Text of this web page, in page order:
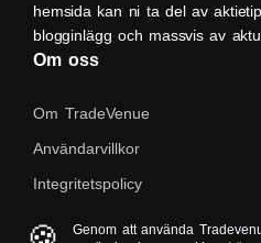
hemsida kan ni ta del av
blogginlägg och massvis av
Om oss
Om TradeVenue
Användarvillkor
Integritetspolicy
Genom att använda